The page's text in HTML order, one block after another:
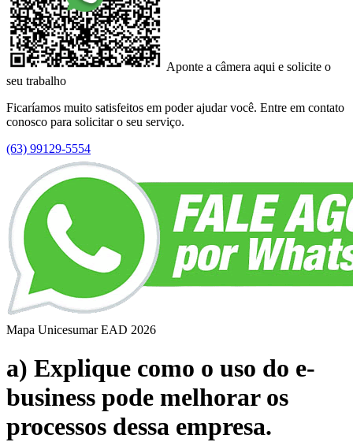
Aponte a câmera aqui e solicite o
seu trabalho
Ficaríamos muito satisfeitos em poder ajudar você. Entre em contato
conosco para solicitar o seu serviço.
(63) 99129-5554
Mapa Unicesumar EAD 2026
a) Explique como o uso do e-
business pode melhorar os
processos dessa empresa.